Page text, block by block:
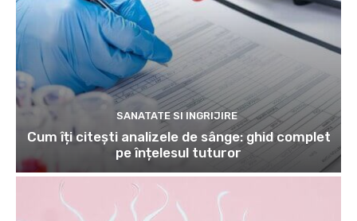
SANATATE SI INGRIJIRE
Cum îți citești analizele de sânge: ghid complet
pe înțelesul tuturor